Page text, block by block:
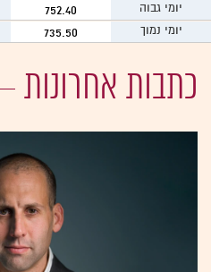
יומי גבוה 752.40
יומי נמוך 735.50
כתבות אחרונות